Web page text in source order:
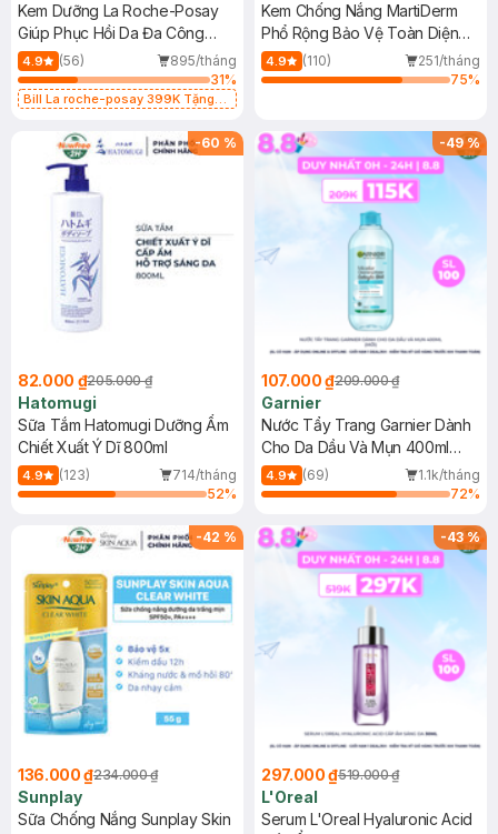
Kem Dưỡng La Roche-Posay
Giúp Phục Hồi Da Đa Công
Dụng 40ml
4.9 (56)
895/tháng
31%
Bill La roche-posay 399K Tặng
(SL có hạn)
Kem Chống Nắng MartiDerm
Phổ Rộng Bảo Vệ Toàn Diện
40ml
4.9 (110)
251/tháng
75%
-60 %
82.000 ₫205.000 ₫
Hatomugi
Sữa Tắm Hatomugi Dưỡng Ẩm
Chiết Xuất Ý Dĩ 800ml
4.9 (123)
714/tháng
52%
-49%
107.000 ₫209.000 ₫
Garnier
Nước Tẩy Trang Garnier Dành
Cho Da Dầu Và Mụn 400ml
(Mới)
4.9 (69)
1.1k/tháng
72%
-42 %
136.000 ₫234.000 ₫
Sunplay
Sữa Chống Nắng Sunplay Skin
-43%
297.000 ₫519.000 ₫
L'Oreal
Serum L'Oreal Hyaluronic Acid